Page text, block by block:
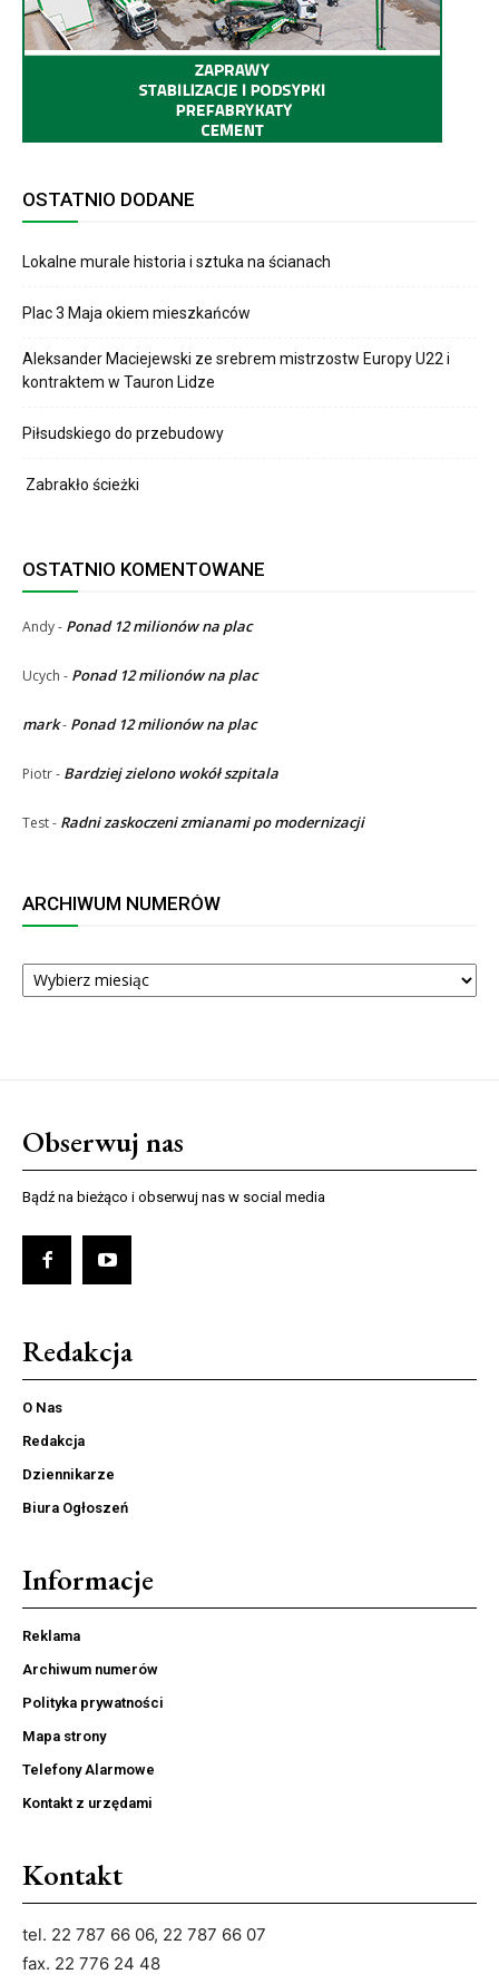
OSTATNIO DODANE
Lokalne murale historia i sztuka na ścianach
Plac 3 Maja okiem mieszkańców
Aleksander Maciejewski ze srebrem mistrzostw Europy U22 i
kontraktem w Tauron Lidze
Piłsudskiego do przebudowy
Zabrakło ścieżki
OSTATNIO KOMENTOWANE
Andy- Ponad 12 milionów na plac
Ucych - Ponad 12 milionów na plac
mark- Ponad 12 milionów na plac
Piotr- Bardziej zielono wokół szpitala
Test- Radni zaskoczeni zmianami po modernizacji
ARCHIWUM NUMERÓW
ARCHIWUM
NUMERÓW
Obserwuj nas
Bądź na bieżąco i obserwuj nas w social media
Redakcja
O Nas
Redakcja
Dziennikarze
Biura Ogłoszeń
Informacje
Reklama
Archiwum numerów
Polityka prywatności
Mapa strony
Telefony Alarmowe
Kontakt z urzędami
Kontakt
tel. 22 787 66 06, 22 787 66 07
fax. 22 776 24 48